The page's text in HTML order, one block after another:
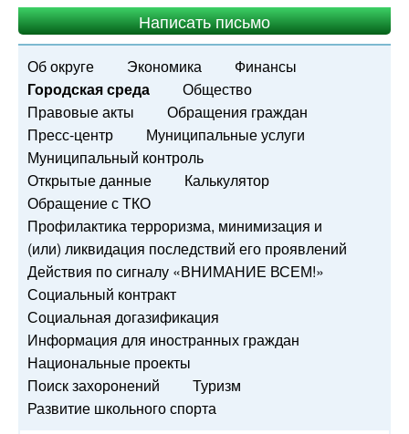
Написать письмо
Об округе Экономика
Финансы
Городская среда
Общество
Правовые акты
Обращения граждан
Пресс-центр
Муниципальные услуги
Муниципальный контроль
Открытые данные
Калькулятор
Обращение с ТКО
Профилактика терроризма, минимизация и
(или) ликвидация последствий его проявлений
Действия по сигналу «ВНИМАНИЕ ВСЕМ!»
Социальный контракт
Социальная догазификация
Информация для иностранных граждан
Национальные проекты
Поиск захоронений
Туризм
Развитие школьного спорта